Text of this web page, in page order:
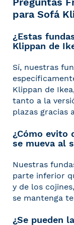
para Sofá
¿Estas
Klippan de
Sí, nuestras
Klippan de
tanto a la
plazas gracias
¿Cómo evito
se mueva al
Nuestras
parte inferior
y de los
se mantenga
¿Se pueden